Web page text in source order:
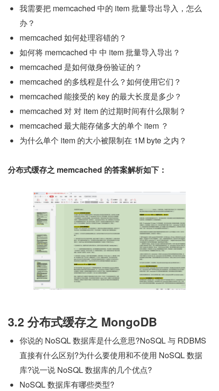
我需要把 memcached 中的 item 批量导出导入，怎么
办？
memcached 如何处理容错的？
如何将 memcached 中 中 item 批量导入导出？
memcached 是如何做身份验证的？
memcached 的多线程是什么？如何使用它们？
memcached 能接受的 key 的最大长度是多少？
memcached 对 对 item 的过期时间有什么限制？
memcached 最大能存储多大的单个 item ？
为什么单个 item 的大小被限制在 1M byte 之内？
分布式缓存之 memcached 的答案解析如下：
3.2 分布式缓存之 MongoDB
你说的 NoSQL 数据库是什么意思?NoSQL 与 RDBMS
直接有什么区别?为什么要使用和不使用 NoSQL 数据
库?说一说 NoSQL 数据库的几个优点?
NoSQL 数据库有哪些类型?